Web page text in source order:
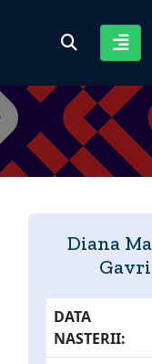
Diana
DATA
NASTERII: